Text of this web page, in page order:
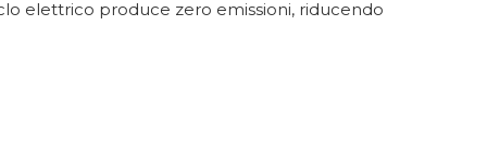
elettrico produce zero emissioni, riducendo